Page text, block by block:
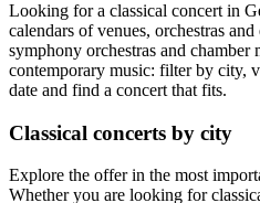
Looking for a classical concert in
calendars of venues, orchestras
symphony orchestras and
contemporary music: filter by city,
date and find a concert that fits.
Classical concerts by city
Explore the offer in the most
Whether you are looking for